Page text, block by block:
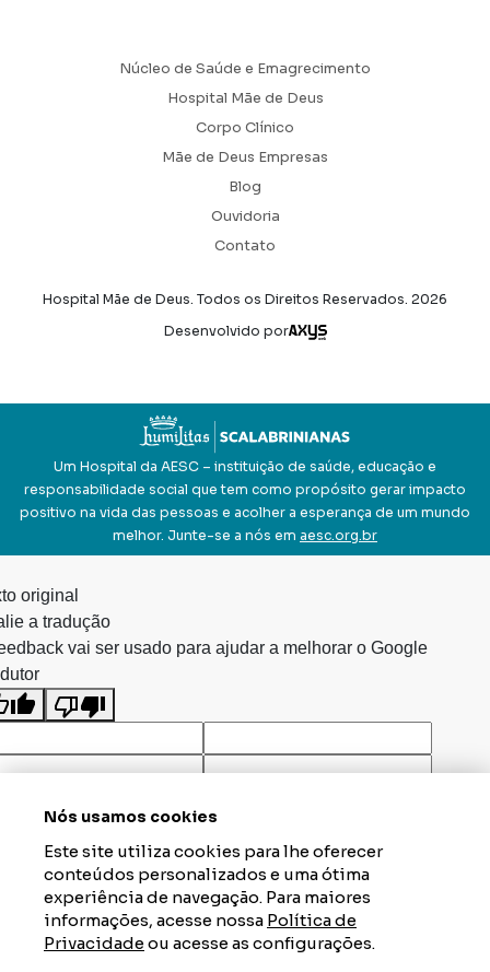
Núcleo de Saúde e Emagrecimento
Hospital Mãe de Deus
Corpo Clínico
Mãe de Deus Empresas
Blog
Ouvidoria
Contato
Hospital Mãe de Deus. Todos os Direitos Reservados. 2026
Desenvolvido por
Axysweb
Um Hospital da AESC – instituição de saúde, educação e
responsabilidade social que tem como propósito gerar impacto
positivo na vida das pessoas e acolher a esperança de um mundo
melhor. Junte-se a nós em aesc.org.br
Nós usamos cookies
Este site utiliza cookies para lhe oferecer
conteúdos personalizados e uma ótima
experiência de navegação. Para maiores
informações, acesse nossa Política de
Privacidadeou acesse as configurações.
original
a tradução
vai ser usado para ajudar a melhorar o Google